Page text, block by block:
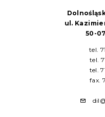
ul.
50-
tel.
tel.
tel.
fax.